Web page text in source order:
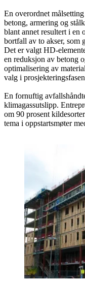
En overordnet
betong, armering og
blant annet resultert i en
bortfall av to akser, som
Det er valgt HD-
en reduksjon av betong
optimalisering av
valg i
En fornuftig
klimagassutslipp.
om 90 prosent
tema i oppstartsmøter